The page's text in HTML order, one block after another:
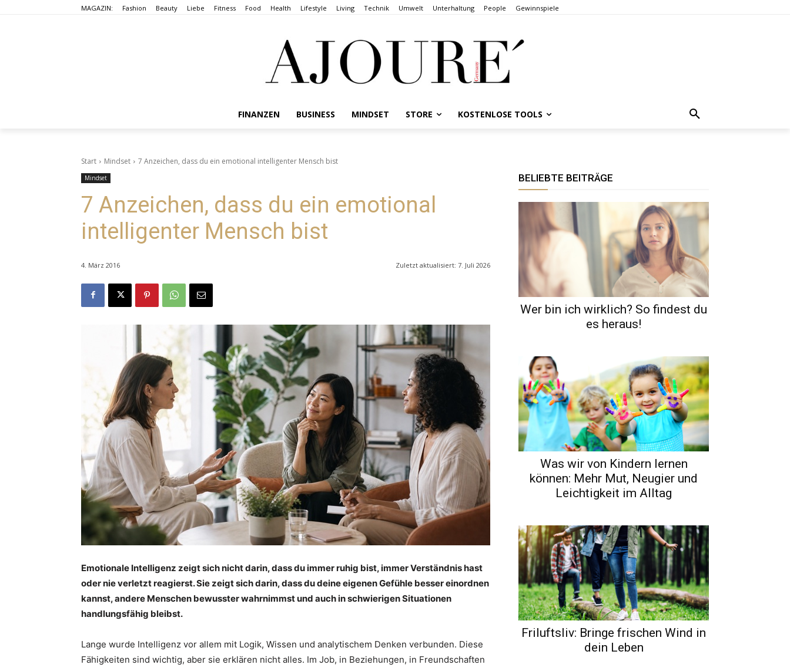
MAGAZIN: Fashion Beauty Liebe Fitness Food Health Lifestyle Living Technik Umwelt Unterhaltung People Gewinnspiele
FINANZEN BUSINESS MINDSET STORE KOSTENLOSE TOOLS
Start Mindset 7 Anzeichen, dass du ein emotional intelligenter Mensch bist
Mindset
7 Anzeichen, dass du ein emotional
intelligenter Mensch bist
4. März 2016 Zuletzt aktualisiert: 7. Juli 2026
Emotionale Intelligenz zeigt sich nicht darin, dass du immer ruhig bist, immer Verständnis hast
oder nie verletzt reagierst. Sie zeigt sich darin, dass du deine eigenen Gefühle besser einordnen
kannst, andere Menschen bewusster wahrnimmst und auch in schwierigen Situationen
handlungsfähig bleibst.
Lange wurde Intelligenz vor allem mit Logik, Wissen und analytischem Denken verbunden. Diese
Fähigkeiten sind wichtig, aber sie erklären nicht alles. Im Job, in Beziehungen, in Freundschaften
BELIEBTE BEITRÄGE
Wer bin ich wirklich? So findest du
es heraus!
Was wir von Kindern lernen
können: Mehr Mut, Neugier und
Leichtigkeit im Alltag
Friluftsliv: Bringe frischen Wind in
dein Leben